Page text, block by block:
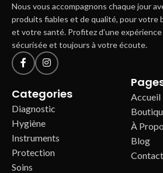
Nous vous accompagnons chaque jour
produits fiables et de qualité, pour votre
et votre santé. Profitez d’une expérience
sécurisée et toujours à votre écoute.
Categories
Diagnostic
Hygiène
Instruments
Protection
Soins
Accueil
À
Blog
Contact